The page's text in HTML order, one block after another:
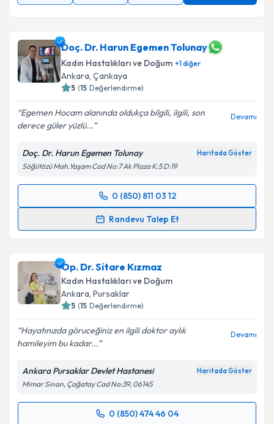
Doç. Dr. Harun Egemen Tolunay
Kadın Hastalıkları ve Doğum +1diğer
Ankara, Çankaya
5 (15 Değerlendirme)
Egemen Hocam alanında oldukça bilgili, ilgili, son
derece güler yüzlü...
Devamı
Doç. Dr. Harun Egemen Tolunay Haritada Göster
Söğütözü Mah.Yaşam Cad No:7 Ak Plaza K:5 D:19
0 (850) 811 03 12
Randevu Talep Et
Randevu Takvimi Talebi
almanız için bir takvim hazırlandığında e-posta ile
bilgilendireceğiz.
E-posta Adresiniz
Metni'ni okudum ve kişisel verilerimin belirtilen
kapsamda işlenmesini kabul ediyorum.
Op. Dr. Sitare Kızmaz
Kadın Hastalıkları ve Doğum
Ankara, Pursaklar
5 (15 Değerlendirme)
Hayatınızda göruceğiniz en ilgili doktor aylık
hamileyim bu kadar...
Devamı
Ankara Pursaklar Devlet Hastanesi Haritada Göster
Mimar Sinan, Çağatay Cad No:39, 06145
0 (850) 474 46 04
Randevu Takvimi Talebi